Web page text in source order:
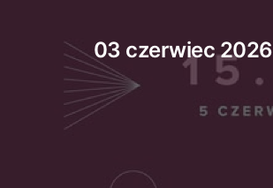
03 czerwiec 2026